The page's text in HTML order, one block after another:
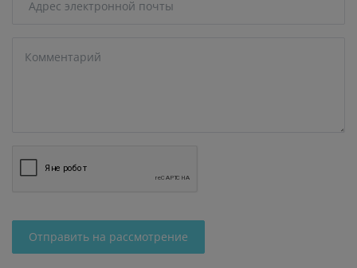
Отправить на рассмотрение